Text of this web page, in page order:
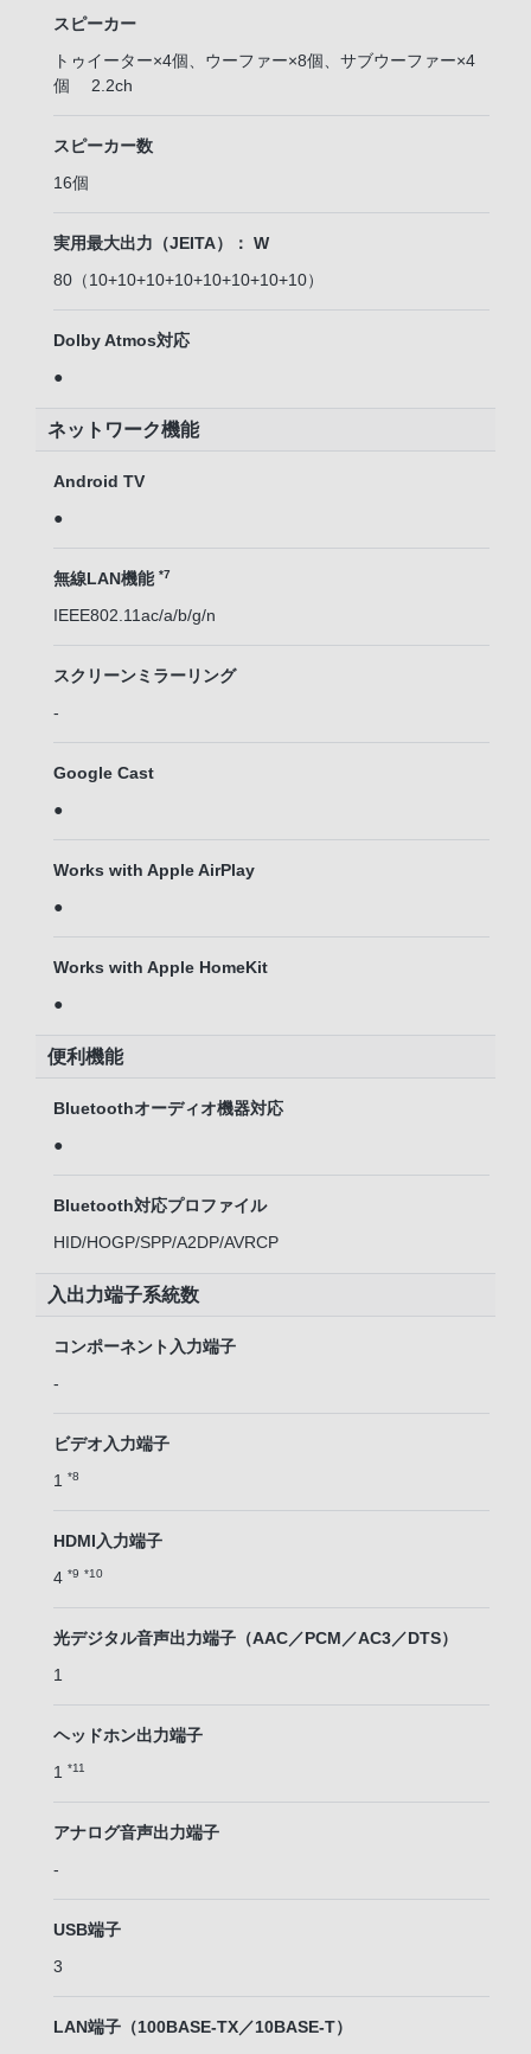
スピーカー
トゥイーター×4個、ウーファー×8個、サブウーファー×4
個 2.2ch
スピーカー数
16個
実用最大出力（JEITA）： W
80（10+10+10+10+10+10+10+10）
Dolby Atmos対応
●
ネットワーク機能
Android TV
●
無線LAN機能 *7
IEEE802.11ac/a/b/g/n
スクリーンミラーリング
-
Google Cast
●
Works with Apple AirPlay
●
Works with Apple HomeKit
●
便利機能
Bluetoothオーディオ機器対応
●
Bluetooth対応プロファイル
HID/HOGP/SPP/A2DP/AVRCP
入出力端子系統数
コンポーネント入力端子
-
ビデオ入力端子
1 *8
HDMI入力端子
4 *9 *10
光デジタル音声出力端子（AAC／PCM／AC3／DTS）
1
ヘッドホン出力端子
1 *11
アナログ音声出力端子
-
USB端子
3
LAN端子（100BASE-TX／10BASE-T）